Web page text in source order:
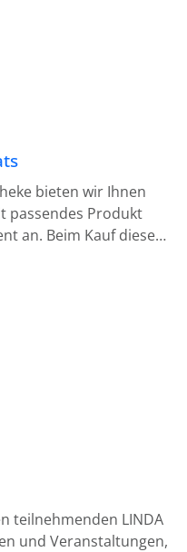
bieten wir Ihnen
passendes Produkt
an. Beim Kauf dieses
Mitgabeartikel
teilnehmenden LINDA
und Veranstaltungen,